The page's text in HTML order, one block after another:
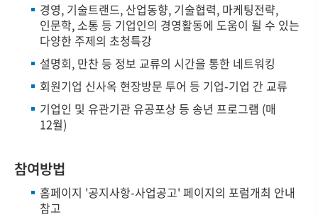
경영, 기술트랜드, 산업동향, 기술협력, 마케팅전략,
인문학, 소통 등 기업인의 경영활동에 도움이 될 수 있는
다양한 주제의 초청특강
설명회, 만찬 등 정보 교류의 시간을 통한 네트워킹
회원기업 신사옥 현장방문 투어 등 기업-기업 간 교류
기업인 및 유관기관 유공포상 등 송년 프로그램 (매
12월)
참여방법
홈페이지 '공지사항-사업공고' 페이지의 포럼개최 안내
참고